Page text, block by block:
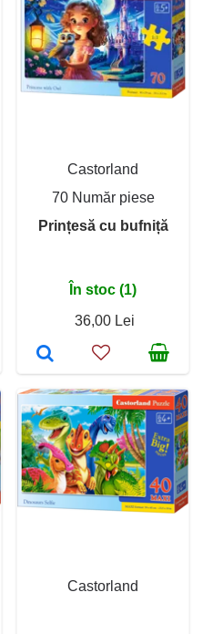
Castorland
70 Număr piese
Prințesă cu bufniță
În stoc (1)
36,00 Lei
Castorland